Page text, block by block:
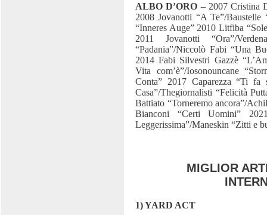
ALBO D’ORO – 2007 Cristina
2008 Jovanotti “A Te”/
“Inneres Auge” 2010 Litfiba
2011 Jovanotti “Ora”/
“Padania”/Niccolò Fabi “Una
2014 Fabi Silvestri Gazzè
Vita com’è”/Iosonouncane
Conta” 2017 Caparezza “Ti fa
Casa”/Thegiornalisti “Felicità
Battiato “Torneremo ancora”/
Bianconi “Certi Uomini”
Leggerissima”/Maneskin “Zitti e
MIGLIOR
1) YARD ACT